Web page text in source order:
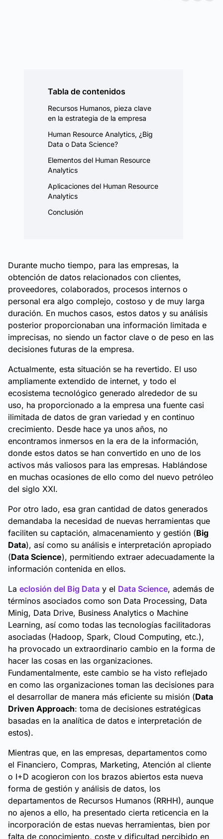
Tabla de contenidos
Recursos Humanos, pieza clave
en la estrategia de la empresa
Human Resource Analytics, ¿Big
Data o Data Science?
Elementos del Human Resource
Analytics
Aplicaciones del Human Resource
Analytics
Conclusión
Durante mucho tiempo, para las empresas, la
obtención de datos relacionados con clientes,
proveedores, colaborados, procesos internos o
personal era algo complejo, costoso y de muy larga
duración. En muchos casos, estos datos y su análisis
posterior proporcionaban una información limitada e
imprecisas, no siendo un factor clave o de peso en las
decisiones futuras de la empresa.
Actualmente, esta situación se ha revertido. El uso
ampliamente extendido de internet, y todo el
ecosistema tecnológico generado alrededor de su
uso, ha proporcionado a la empresa una fuente casi
ilimitada de datos de gran variedad y en continuo
crecimiento. Desde hace ya unos años, no
encontramos inmersos en la era de la información,
donde estos datos se han convertido en uno de los
activos más valiosos para las empresas. Hablándose
en muchas ocasiones de ello como del nuevo petróleo
del siglo XXI.
Por otro lado, esa gran cantidad de datos generados
demandaba la necesidad de nuevas herramientas que
faciliten su captación, almacenamiento y gestión (Big
Data), así como su análisis e interpretación apropiado
(Data Science), permitiendo extraer adecuadamente la
información contenida en ellos.
La eclosión del Big Data y el Data Science, además de
términos asociados como son Data Processing, Data
Minig, Data Drive, Business Analytics o Machine
Learning, así como todas las tecnologías facilitadoras
asociadas (Hadoop, Spark, Cloud Computing, etc.),
ha provocado un extraordinario cambio en la forma de
hacer las cosas en las organizaciones.
Fundamentalmente, este cambio se ha visto reflejado
en como las organizaciones toman las decisiones para
el desarrollar de manera más eficiente su misión (Data
Driven Approach: toma de decisiones estratégicas
basadas en la analítica de datos e interpretación de
estos).
Mientras que, en las empresas, departamentos como
el Financiero, Compras, Marketing, Atención al cliente
o I+D acogieron con los brazos abiertos esta nueva
forma de gestión y análisis de datos, los
departamentos de Recursos Humanos (RRHH), aunque
no ajenos a ello, ha presentado cierta reticencia en la
incorporación de estas nuevas herramientas, bien por
falta de conocimiento, coste y dificultad percibido en